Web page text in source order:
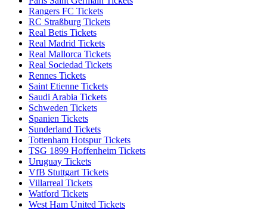
Rangers FC Tickets
RC Straßburg Tickets
Real Betis Tickets
Real Madrid Tickets
Real Mallorca Tickets
Real Sociedad Tickets
Rennes Tickets
Saint Etienne Tickets
Saudi Arabia Tickets
Schweden Tickets
Spanien Tickets
Sunderland Tickets
Tottenham Hotspur Tickets
TSG 1899 Hoffenheim Tickets
Uruguay Tickets
VfB Stuttgart Tickets
Villarreal Tickets
Watford Tickets
West Ham United Tickets